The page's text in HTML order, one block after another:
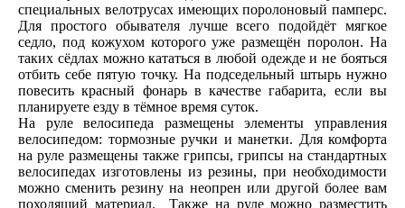
специальных велотрусах имеющих поролоновый памперс.
Для простого обывателя лучше всего подойдёт мягкое
седло, под кожухом которого уже размещён поролон. На
таких сёдлах можно кататься в любой одежде и не бояться
отбить себе пятую точку. На подседельный штырь нужно
повесить красный фонарь в качестве габарита, если вы
планируете езду в тёмное время суток.
На руле велосипеда размещены элементы управления
велосипедом: тормозные ручки и манетки. Для комфорта
на руле размещены также грипсы, грипсы на стандартных
велосипедах изготовлены из резины, при необходимости
можно сменить резину на неопрен или другой более вам
походящий материал. Также на руле можно разместить